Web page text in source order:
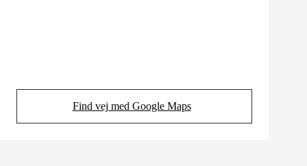
Find vej med Google Maps
(Opens in new tab)